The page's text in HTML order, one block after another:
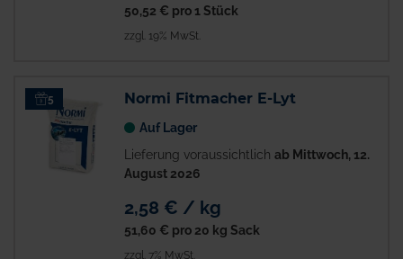
50,52 € pro 1 Stück
zzgl. 19% MwSt.
5 Normi Fitmacher E-Lyt
Auf Lager
Lieferung voraussichtlich ab Mittwoch, 12.
August 2026
2,58 € / kg
51,60 € pro 20 kg Sack
zzgl. 7% MwSt.